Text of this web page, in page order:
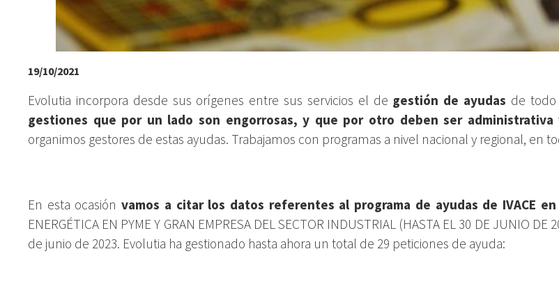
19/10/2021
Evolutia incorpora desde sus orígenes entre sus servicios el de gestión de ayudas de todo
gestiones que por un lado son engorrosas, y que por otro deben ser
organimos gestores de estas ayudas. Trabajamos con programas a nivel nacional y regional, en
En esta ocasiónvamos a citar los datos referentes al programa de ayudas de IVACE en
ENERGÉTICA EN PYME Y GRAN EMPRESA DEL SECTOR INDUSTRIAL (HASTA EL 30 DE JUNIO
de junio de 2023. Evolutia ha gestionado hasta ahora un total de 29 peticiones de ayuda: